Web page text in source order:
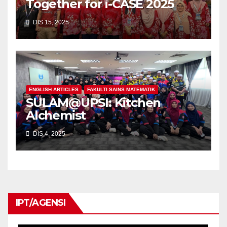
Together for i-CASE 2025
DIS 15, 2025
ENGLISH ARTICLES FAKULTI SAINS MATEMATIK
SULAM@UPSI: Kitchen
Alchemist
DIS 4, 2025
IPT/AGENSI